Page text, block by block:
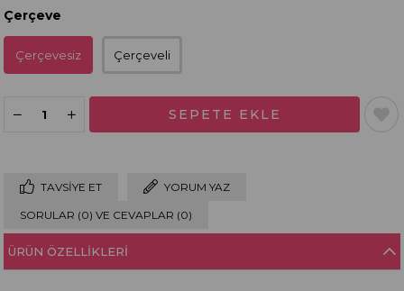
Çerçeve
Çerçevesiz Çerçeveli
TAVSIYE ET YORUM YAZ
SORULAR (0) VE CEVAPLAR (0)
ÜRÜN ÖZELLIKLERI